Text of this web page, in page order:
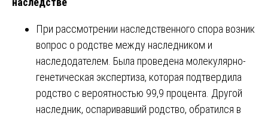
При рассмотрении наследственного спора возник
вопрос о родстве между наследником и
наследодателем. Была проведена молекулярно-
генетическая экспертиза, которая подтвердила
родство с вероятностью 99,9 процента. Другой
наследник, оспаривавший родство, обратился в